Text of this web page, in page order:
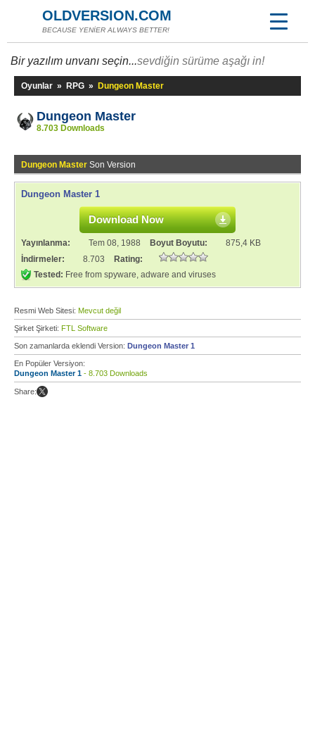
OLDVERSION.COM
BECAUSE YENİER ALWAYS BETTER!
Bir yazılım unvanı seçin...sevdiğin sürüme aşağı in!
Oyunlar » RPG » Dungeon Master
Dungeon Master
8.703 Downloads
Dungeon Master Son Version
Dungeon Master 1
Download Now
Yayınlanma: Tem 08, 1988 Boyut Boyutu:
875,4 KB
İndirmeler:
8.703
Rating:
Tested: Free from spyware, adware and viruses
Resmi Web Sitesi: Mevcut değil
Şirket Şirketi: FTL Software
Son zamanlarda eklendi Version: Dungeon Master 1
En Popüler Versiyon:
Dungeon Master 1 - 8.703 Downloads
Share: